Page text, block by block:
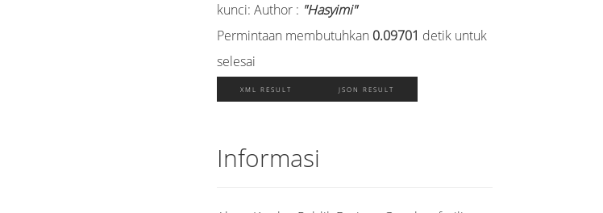
kunci:Author : "Hasyimi"
Permintaan membutuhkan 0.09701 detik untuk
selesai
XML RESULT JSON RESULT
Informasi